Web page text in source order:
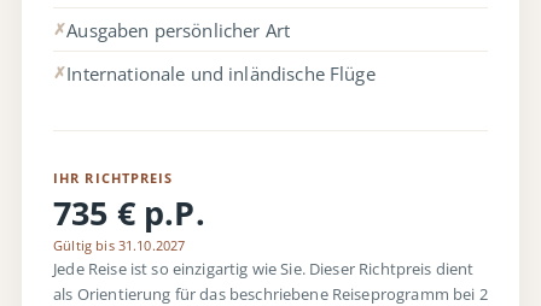
✗Ausgaben persönlicher Art
✗Internationale und inländische Flüge
IHR RICHTPREIS
735 € p.P.
Gültig bis 31.10.2027
Jede Reise ist so einzigartig wie Sie. Dieser Richtpreis dient
als Orientierung für das beschriebene Reiseprogramm bei 2